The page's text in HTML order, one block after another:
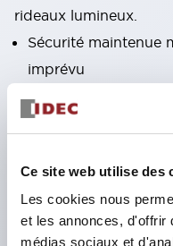
Ce site web utilise des
Les cookies nous
et les annonces, d'offrir
médias sociaux et
rideaux lumineux.
Sécurité maintenue
imprévu
Grâce à la fonction
possible de détecter
fermeture des portes
Mesures de sécurité
De plus, la reprise